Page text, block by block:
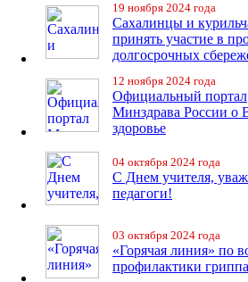
19 ноября 2024 года
Сахалинцы и
принять участие в
долгосрочных
12 ноября 2024 года
Официальный портал
Минздрава России о
здоровье
04 октября 2024 года
С Днем учителя,
педагоги!
03 октября 2024 года
«Горячая линия» по
профилактики